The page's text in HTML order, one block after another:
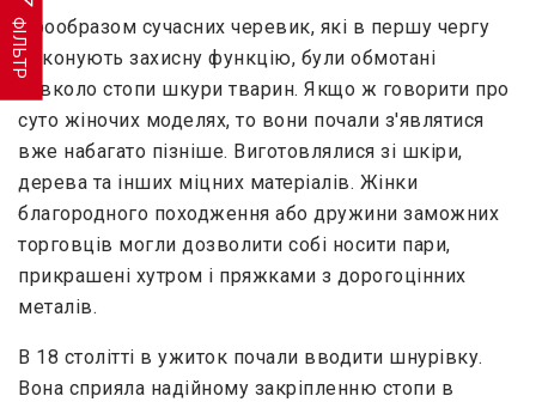
ФІЛЬТРПрообразом сучасних черевик, які в першу чергу
виконують захисну функцію, були обмотані
навколо стопи шкури тварин. Якщо ж говорити про
суто жіночих моделях, то вони почали з'являтися
вже набагато пізніше. Виготовлялися зі шкіри,
дерева та інших міцних матеріалів. Жінки
благородного походження або дружини заможних
торговців могли дозволити собі носити пари,
прикрашені хутром і пряжками з дорогоцінних
металів.
В 18 столітті в ужиток почали вводити шнурівку.
Вона сприяла надійному закріпленню стопи в